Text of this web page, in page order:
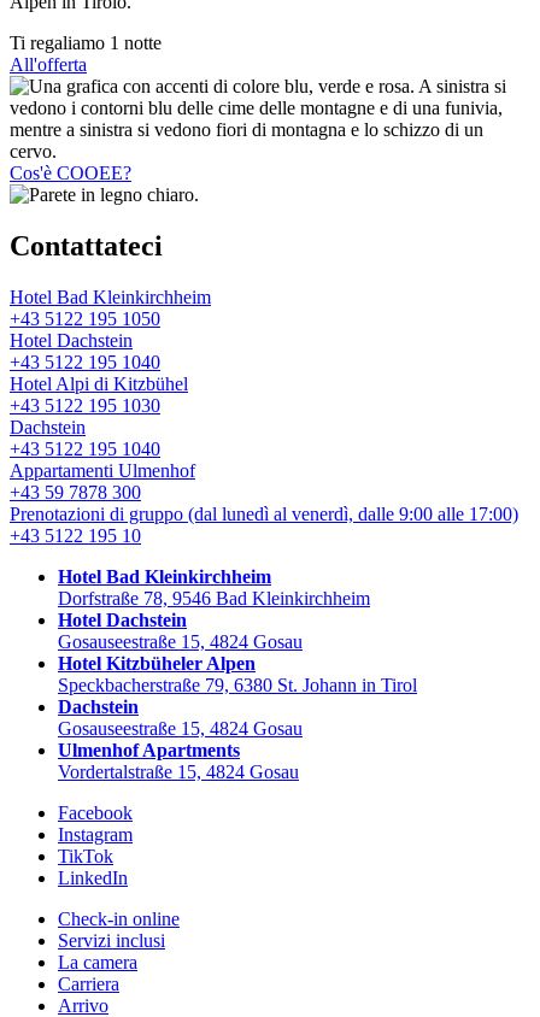
Ti regaliamo 1 notte
All'offerta
Cos'è COOEE?
Contattateci
Hotel Bad Kleinkirchheim
+43 5122 195 1050
Hotel Dachstein
+43 5122 195 1040
Hotel Alpi di Kitzbühel
+43 5122 195 1030
Dachstein
+43 5122 195 1040
Appartamenti Ulmenhof
+43 59 7878 300
Prenotazioni di gruppo (dal lunedì al venerdì, dalle 9:00 alle 17:00)
+43 5122 195 10
Hotel Bad Kleinkirchheim
Dorfstraße 78, 9546 Bad Kleinkirchheim
Hotel Dachstein
Gosauseestraße 15, 4824 Gosau
Hotel Kitzbüheler Alpen
Speckbacherstraße 79, 6380 St. Johann in Tirol
Dachstein
Gosauseestraße 15, 4824 Gosau
Ulmenhof Apartments
Vordertalstraße 15, 4824 Gosau
Facebook
Instagram
TikTok
LinkedIn
Check-in online
Servizi inclusi
La camera
Carriera
Arrivo